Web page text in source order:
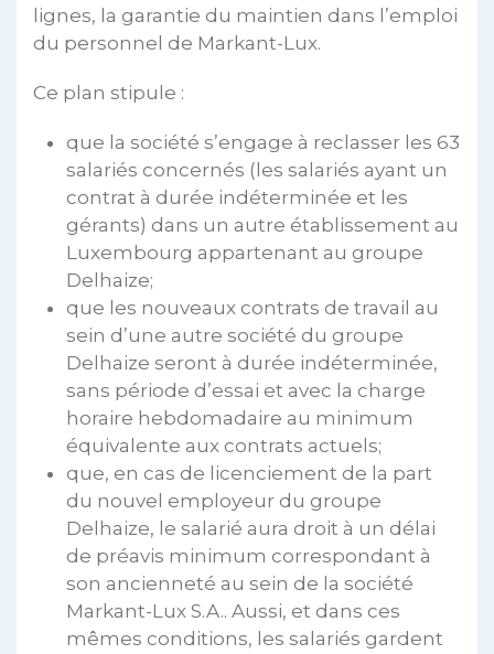
lignes, la garantie du maintien dans l’emploi
du personnel de Markant-Lux.
Ce plan stipule :
que la société s’engage à reclasser les 63
salariés concernés (les salariés ayant un
contrat à durée indéterminée et les
gérants) dans un autre établissement au
Luxembourg appartenant au groupe
Delhaize;
que les nouveaux contrats de travail au
sein d’une autre société du groupe
Delhaize seront à durée indéterminée,
sans période d’essai et avec la charge
horaire hebdomadaire au minimum
équivalente aux contrats actuels;
que, en cas de licenciement de la part
du nouvel employeur du groupe
Delhaize, le salarié aura droit à un délai
de préavis minimum correspondant à
son ancienneté au sein de la société
Markant-Lux S.A.. Aussi, et dans ces
mêmes conditions, les salariés gardent